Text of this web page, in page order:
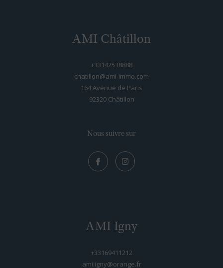
AMI Châtillon
+33142538888
chatillon@ami-immo.com
164 Avenue de Paris
92320
châtillon
Nous suivre sur
AMI Igny
+33169411212
ami.igny@orange.fr